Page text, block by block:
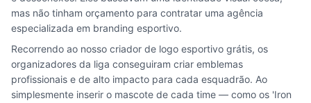
mas não tinham orçamento para contratar uma agência
especializada em branding esportivo.
Recorrendo ao nosso criador de logo esportivo grátis, os
organizadores da liga conseguiram criar emblemas
profissionais e de alto impacto para cada esquadrão. Ao
simplesmente inserir o mascote de cada time — como os 'Iron